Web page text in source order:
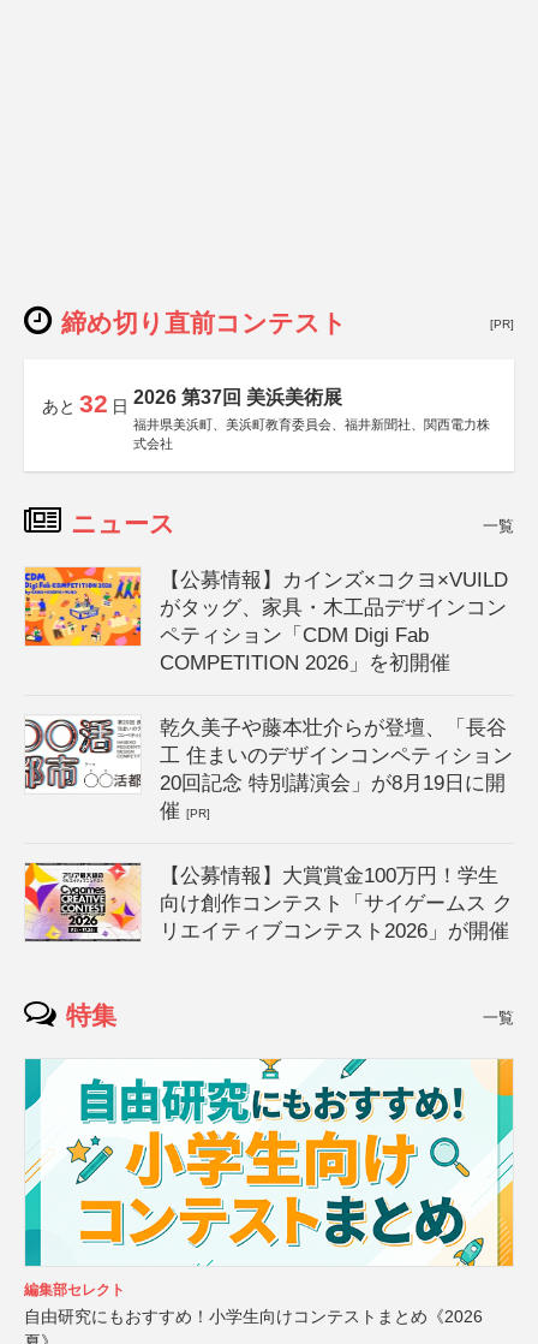
締め切り直前コンテスト [PR]
あと 32 日 2026 第37回 美浜美術展
福井県美浜町、美浜町教育委員会、福井新聞社、関西電力株
式会社
ニュース 一覧
【公募情報】カインズ×コクヨ×VUILD
がタッグ、家具・木工品デザインコン
ペティション「CDM Digi Fab
COMPETITION 2026」を初開催
乾久美子や藤本壮介らが登壇、「長谷
工 住まいのデザインコンペティション
20回記念 特別講演会」が8月19日に開
催[PR]
【公募情報】大賞賞金100万円！学生
向け創作コンテスト「サイゲームス ク
リエイティブコンテスト2026」が開催
特集 一覧
編集部セレクト
自由研究にもおすすめ！小学生向けコンテストまとめ《2026